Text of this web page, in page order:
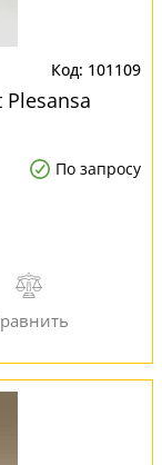
101109
По запросу